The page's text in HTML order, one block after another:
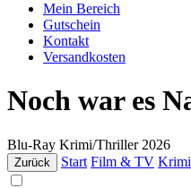
Mein Bereich
Gutschein
Kontakt
Versandkosten
Noch war es
Blu-Ray Krimi/Thriller 2026
Zurück Start Film & TV